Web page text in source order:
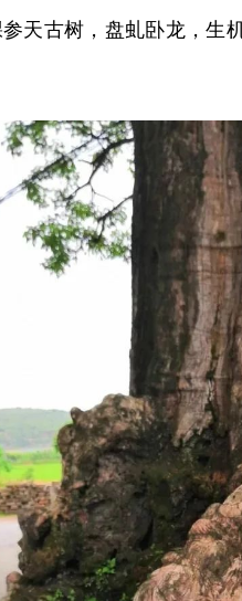
天古树，盘虬卧龙，生